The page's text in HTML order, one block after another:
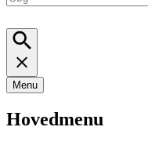
Menu
Hovedmenu